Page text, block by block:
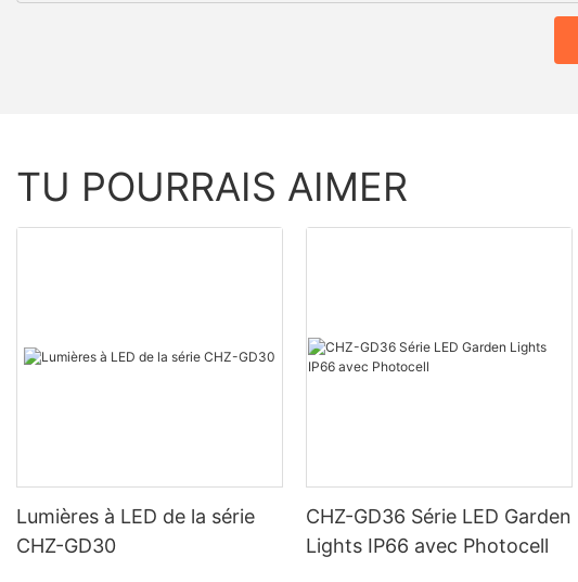
TU POURRAIS AIMER
Lumières à LED de la série
CHZ-GD30
CHZ-GD36 Série LED Garden
Lights IP66 avec Photocell